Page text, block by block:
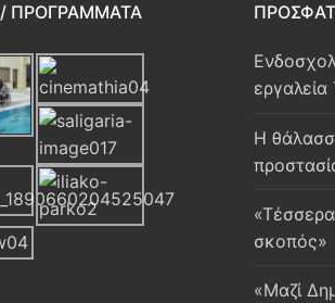
/ ΠΡΟΓΡΆΜΜΑΤΑ
Η
σκοπός»
«Μαζί